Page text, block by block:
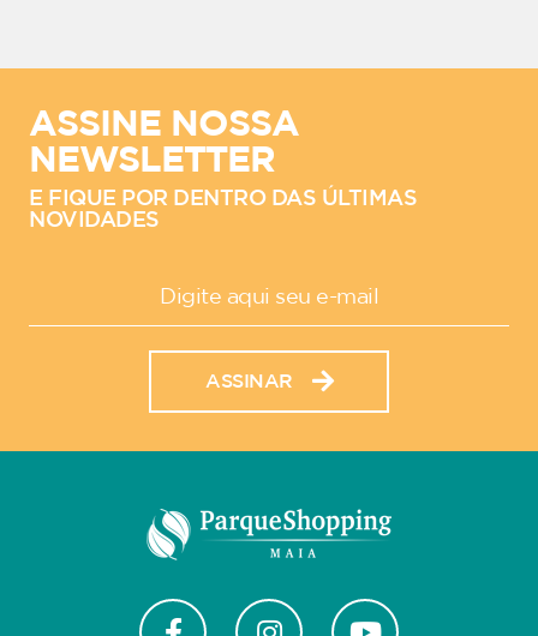
ASSINE NOSSA
NEWSLETTER
E FIQUE POR DENTRO DAS ÚLTIMAS
NOVIDADES
ASSINAR